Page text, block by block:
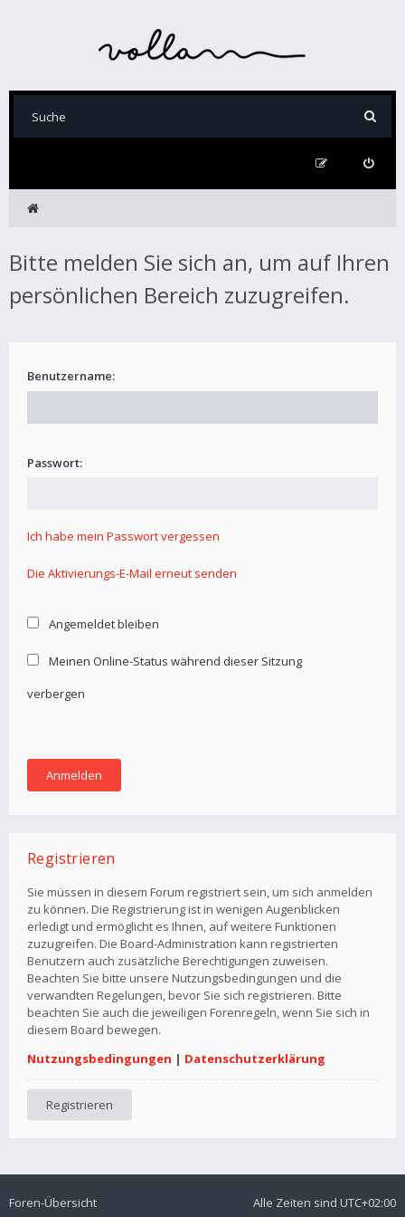
Bitte melden Sie sich an, um auf Ihren
persönlichen Bereich zuzugreifen.
Benutzername:
Passwort:
Ich habe mein Passwort vergessen
Die Aktivierungs-E-Mail erneut senden
Angemeldet bleiben
Meinen Online-Status während dieser Sitzung
verbergen
Registrieren
Sie müssen in diesem Forum registriert sein, um sich anmelden
zu können. Die Registrierung ist in wenigen Augenblicken
erledigt und ermöglicht es Ihnen, auf weitere Funktionen
zuzugreifen. Die Board-Administration kann registrierten
Benutzern auch zusätzliche Berechtigungen zuweisen.
Beachten Sie bitte unsere Nutzungsbedingungen und die
verwandten Regelungen, bevor Sie sich registrieren. Bitte
beachten Sie auch die jeweiligen Forenregeln, wenn Sie sich in
diesem Board bewegen.
Nutzungsbedingungen | Datenschutzerklärung
Registrieren
Foren-Übersicht Alle Zeiten sind UTC+02:00